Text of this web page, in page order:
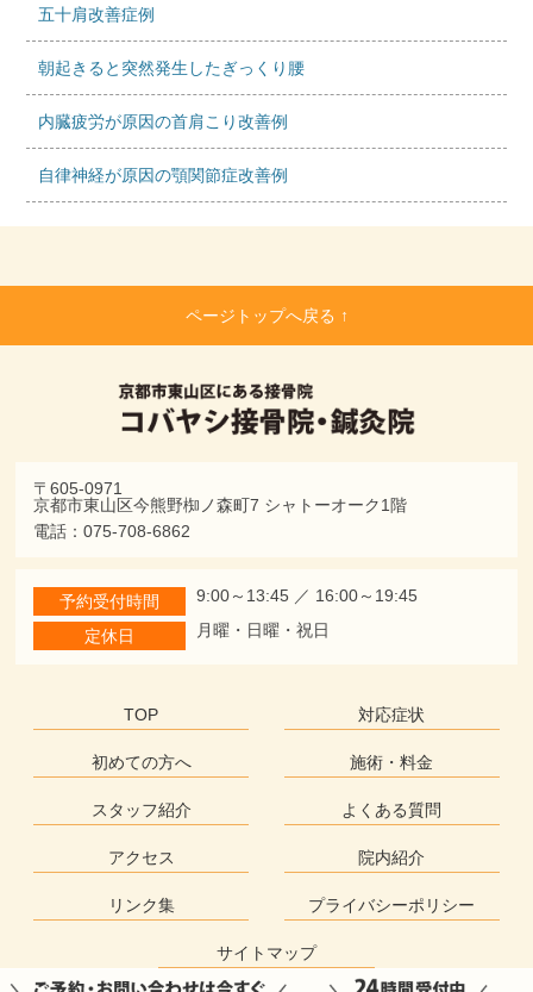
五十肩改善症例
朝起きると突然発生したぎっくり腰
内臓疲労が原因の首肩こり改善例
自律神経が原因の顎関節症改善例
ページトップへ戻る ↑
〒605-0971
京都市東山区今熊野椥ノ森町7 シャトーオーク1階
電話：075-708-6862
予約受付時間 9:00～13:45 ／ 16:00～19:45
定休日 月曜・日曜・祝日
TOP 対応症状
初めての方へ 施術・料金
スタッフ紹介 よくある質問
アクセス 院内紹介
リンク集 プライバシーポリシー
サイトマップ